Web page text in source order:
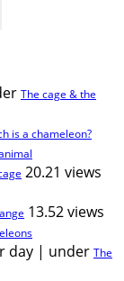
The cage & the
is a chameleon?
20.21 views
13.52 views
day | under The